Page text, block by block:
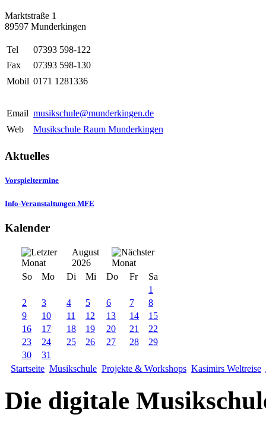
Marktstraße 1
89597 Munderkingen
Tel
07393 598-122
Fax
07393 598-130
Mobil 0171 1281336
Email musikschule@munderkingen.de
Web
Musikschule Raum Munderkingen
Aktuelles
Vorspieltermine
Info-Veranstaltungen MFE
Kalender
August
2026
So
Mo Di Mi Do Fr
Sa
1
2
3 4 5 6 7
8
9
10 11 12 13 14
15
16
17 18 19 20 21
22
23
24 25 26 27 28
29
30
31
Startseite Musikschule Projekte & Workshops Kasimirs Weltreise
Die digitale